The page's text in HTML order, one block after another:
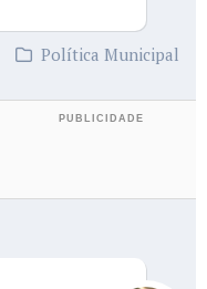
Política Municipal